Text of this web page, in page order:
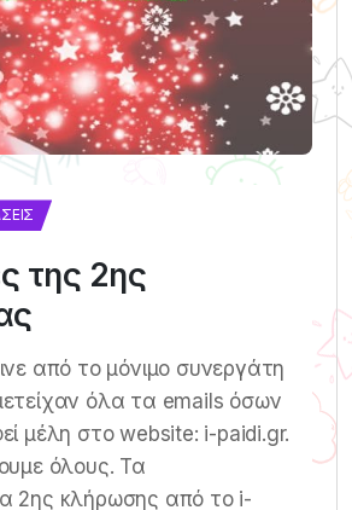
της 2ης
από το μόνιμο συνεργάτη
όλα τα emails όσων
μέλη στο website: i-paidi.gr.
όλους. Τα
2ης κλήρωσης από το i-